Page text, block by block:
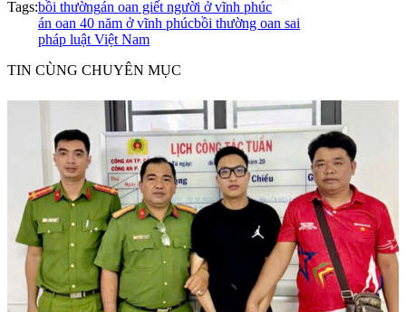
Tags:bồi thườngán oan giết người ở vĩnh phúc
án oan 40 năm ở vĩnh phúcbồi thường oan sai
pháp luật Việt Nam
TIN CÙNG CHUYÊN MỤC